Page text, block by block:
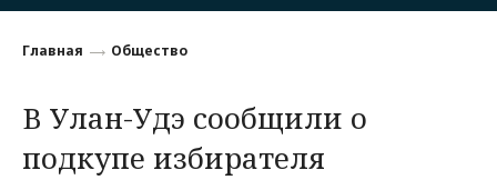
Главная Общество
В Улан-Удэ сообщили о
подкупе избирателя